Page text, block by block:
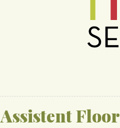
Assistent